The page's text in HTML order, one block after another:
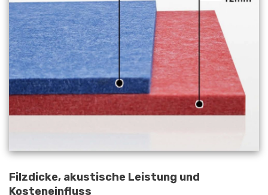
Filzdicke, akustische Leistung und
Kosteneinfluss